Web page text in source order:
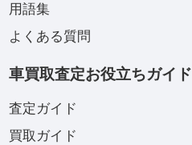
用語集
よくある質問
車買取査定お役立ちガイド
査定ガイド
買取ガイド